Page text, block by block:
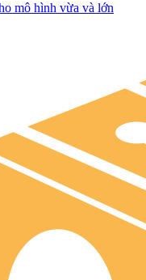
mô hình vừa và lớn